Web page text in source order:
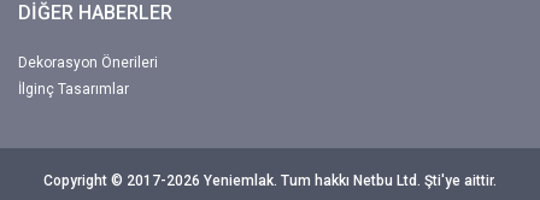
DİĞER HABERLER
Dekorasyon Önerileri
İlginç Tasarımlar
Copyright © 2017-2026 Yeniemlak. Tum hakkı Netbu Ltd. Şti'ye aittir.